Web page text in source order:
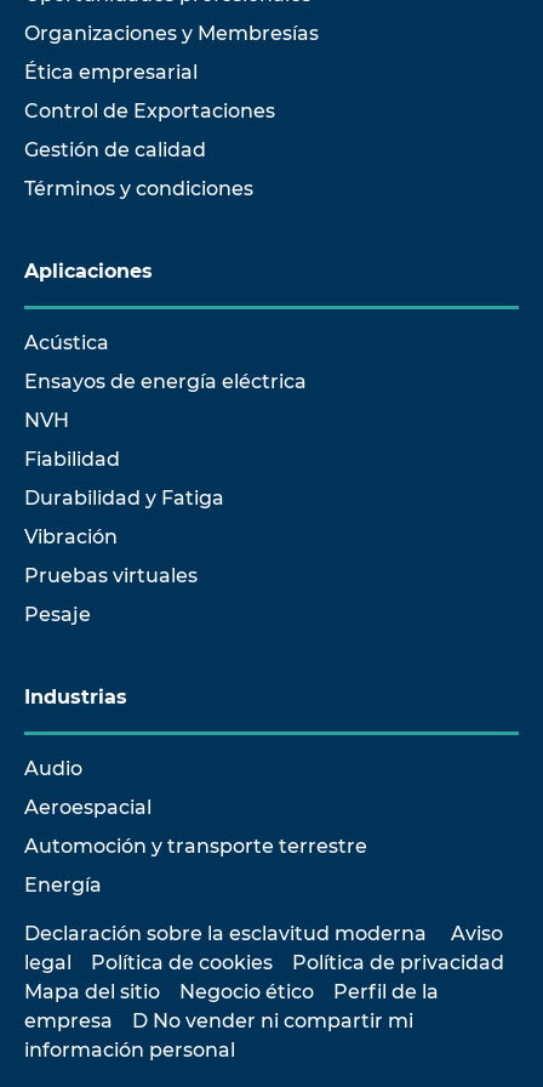
Organizaciones y Membresías
Ética empresarial
Control de Exportaciones
Gestión de calidad
Términos y condiciones
Aplicaciones
Acústica
Ensayos de energía eléctrica
NVH
Fiabilidad
Durabilidad y Fatiga
Vibración
Pruebas virtuales
Pesaje
Industrias
Audio
Aeroespacial
Automoción y transporte terrestre
Energía
Declaración sobre la esclavitud moderna
Aviso
legal
Política de cookies
Política de privacidad
Mapa del sitio
Negocio ético
Perfil de la
empresa
D No vender ni compartir mi
información personal